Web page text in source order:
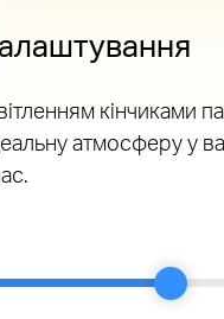
кінчиками
атмосферу у